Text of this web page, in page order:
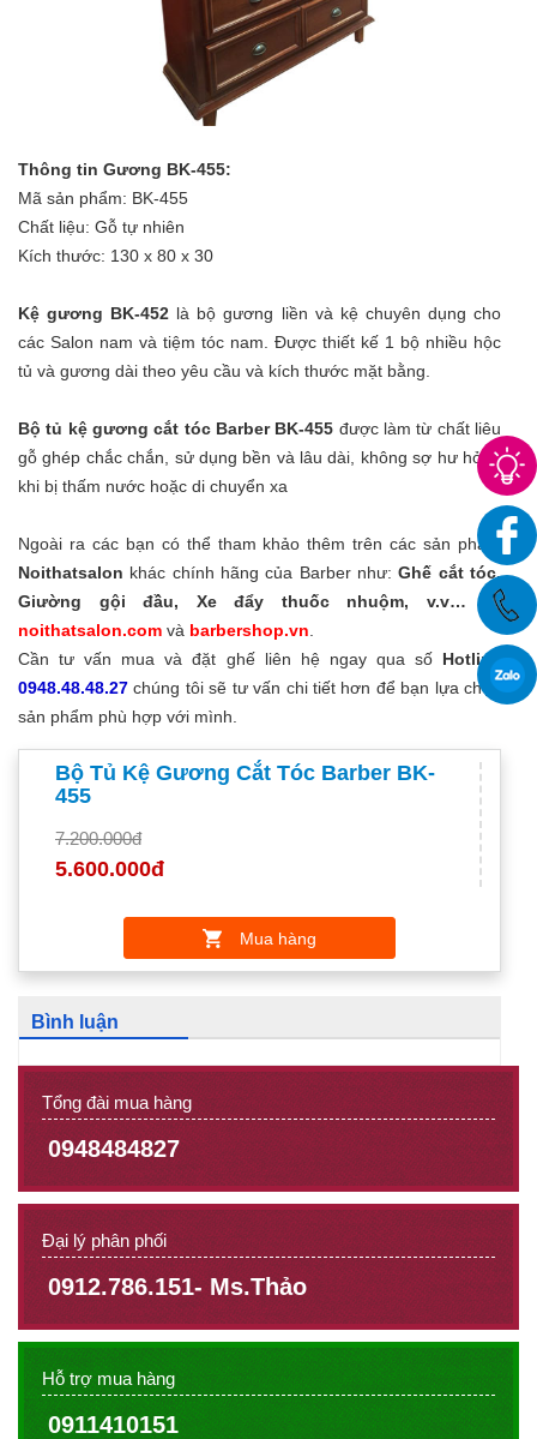
Thông tin Gương BK-455:
Mã sản phẩm: BK-455
Chất liệu: Gỗ tự nhiên
Kích thước: 130 x 80 x 30
Kệ gương BK-452 là bộ gương liền và kệ chuyên dụng cho
các Salon nam và tiệm tóc nam. Được thiết kế 1 bộ nhiều hộc
tủ và gương dài theo yêu cầu và kích thước mặt bằng.
Bộ tủ kệ gương cắt tóc Barber BK-455 được làm từ chất liêu
gỗ ghép chắc chắn, sử dụng bền và lâu dài, không sợ hư hỏng
khi bị thấm nước hoặc di chuyển xa
Ngoài ra các bạn có thể tham khảo thêm trên các sản phẩm
Noithatsalon khác chính hãng của Barber như:Ghế cắt tóc,
Giường gội đầu, Xe đẩy thuốc nhuộm, v.v… tại
noithatsalon.com và barbershop.vn
Cần tư vấn mua và đặt ghế liên hệ ngay qua số Hotline
0948.48.48.27 chúng tôi sẽ tư vấn chi tiết hơn để bạn lựa chọn
sản phẩm phù hợp với mình.
Bộ Tủ Kệ Gương Cắt Tóc Barber BK-
455
7.200.000đ
5.600.000đ
Mua hàng
Bình luận
Tổng đài mua hàng
0948484827
Đại lý phân phối
0912.786.151- Ms.Thảo
Hỗ trợ mua hàng
0911410151